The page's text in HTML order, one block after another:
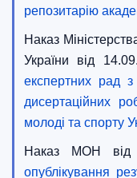
репозитарію
Наказ
України від
експертних рад
дисертаційних
молоді та спорту
Наказ МОН
опублікування